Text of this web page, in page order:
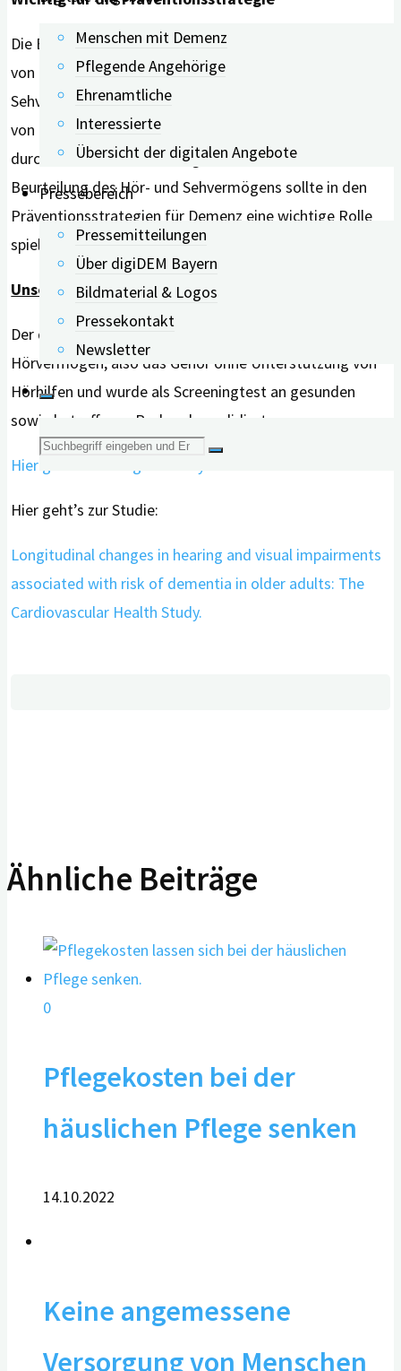
Menschen mit Demenz
Pflegende Angehörige
Ehrenamtliche
Interessierte
Übersicht der digitalen Angebote
Pressebereich
Pressemitteilungen
Über digiDEM Bayern
Bildmaterial & Logos
Pressekontakt
Newsletter
Suche
Die Ergebnisse könnten auch für die Primärversorgung
von Bedeutung sein. Denn die Bewertung des Hör- und
Sehvermögens anhand der selbstberichteten Messungen
von Patienten kann als „potenziell schnelles und einfach
durchzuführendes Screening für Demenz dienen.“ Die
Beurteilung des Hör- und Sehvermögens sollte in den
Präventionsstrategien für Demenz eine wichtige Rolle
spielen, raten die Autor*innen.
Unser Tipp:
Der digiDEM-Hörtest untersucht das unversorgte
Hörvermögen, also das Gehör ohne Unterstützung von
Hörhilfen und wurde als Screeningtest an gesunden
sowie betroffenen Probanden validiert.
Hier geht’s zum digiDEM Bayern-Hörtest.
Hier geht’s zur Studie:
Longitudinal changes in hearing and visual impairments
associated with risk of dementia in older adults: The
Cardiovascular Health Study.
Ähnliche Beiträge
0
Pflegekosten bei der
häuslichen Pflege senken
14.10.2022
Keine angemessene
Versorgung von Menschen